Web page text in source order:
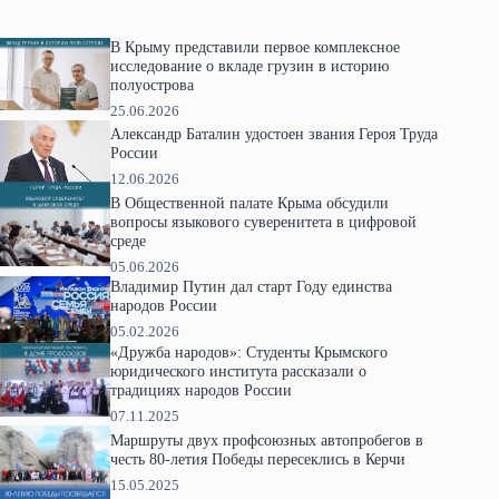
В Крыму представили первое комплексное
исследование о вкладе грузин в историю
полуострова
25.06.2026
Александр Баталин удостоен звания Героя Труда
России
12.06.2026
В Общественной палате Крыма обсудили
вопросы языкового суверенитета в цифровой
среде
05.06.2026
Владимир Путин дал старт Году единства
народов России
05.02.2026
«Дружба народов»: Студенты Крымского
юридического института рассказали о
традициях народов России
07.11.2025
Маршруты двух профсоюзных автопробегов в
честь 80-летия Победы пересеклись в Керчи
15.05.2025